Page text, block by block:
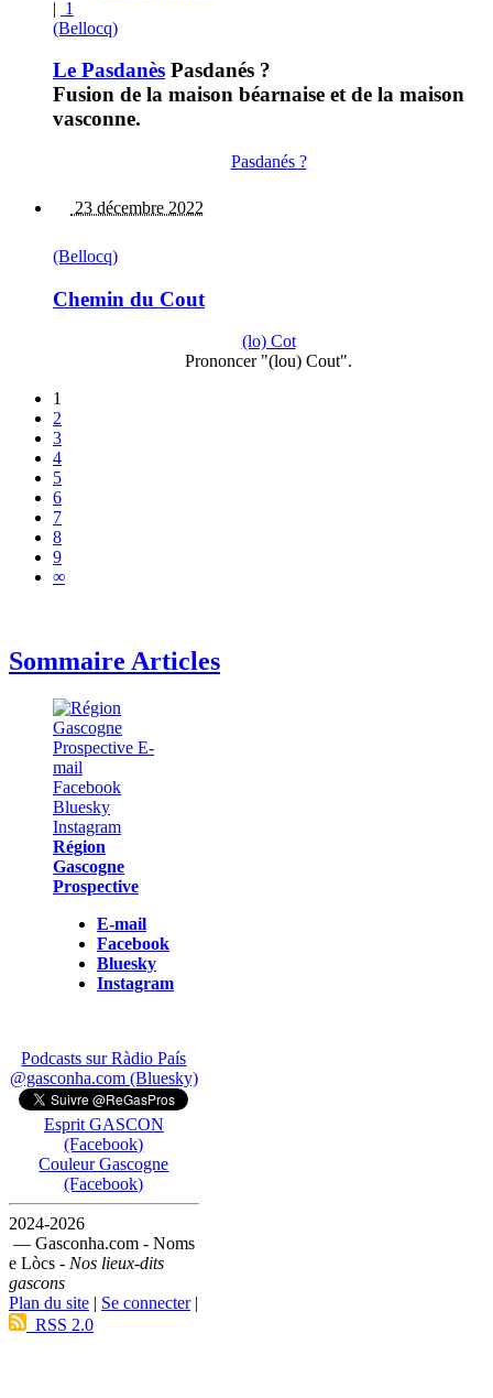
| 1
(Bellocq)
Le Pasdanès Pasdanés ?
Fusion de la maison béarnaise et de la maison
vasconne.
Pasdanés ?
23 décembre 2022
(Bellocq)
Chemin du Cout
(lo) Cot
Prononcer "(lou) Cout".
1
2
3
4
5
6
7
8
9
∞
Sommaire Articles
Région
Gascogne
Prospective
E-mail
Facebook
Bluesky
Instagram
Podcasts sur Ràdio País
@gasconha.com (Bluesky)
Esprit GASCON
(Facebook)
Couleur Gascogne
(Facebook)
2024-2026
— Gasconha.com - Noms
e Lòcs - Nos lieux-dits
gascons
Plan du site | Se connecter|
RSS 2.0